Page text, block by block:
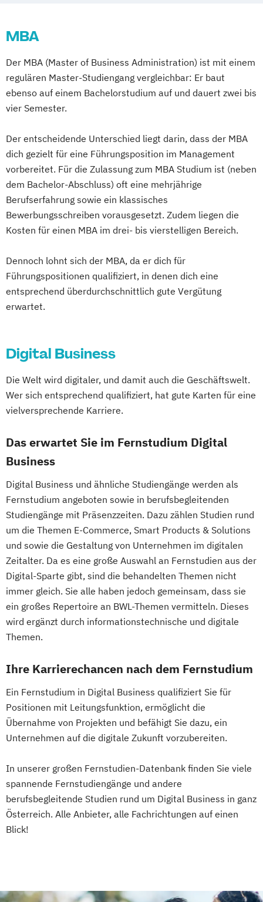
Prozess- und Projektmanagement
Psychologie Pädagogik
Sales Management & Strategy
Soziale Arbeit
Sozialmanagement Sozialwissenschaften
Sustainability Management
Therapiewissenschaften - Ergotherapie
Therapiewissenschaften - Logopädie
Therapiewissenschaften - Physiotherapie
UX & Service Design
UX-Design
Wirtschaftsingenieurwesen und
Maschinenbau
Wirtschaftspsychologie & Künstliche
Intelligenz
Wirtschaftspsychologie im Online-
Wirtschaftsrecht
Wirtschaftswissenschaften
Fachübersetzen Technik
Fachübersetzen Wirtschaft
Fahrzeugtechnik General Management
Gesundheitsmanagement
Global Management und Communication
Informatik
International Business Communication
International Management
KI im Management Kindheitspädagogik
Künstliche Intelligenz
Maschinenbau Mechatronik
Mechatronik - Robotik und Automatisierung
Medical Leadership
Online Marketing
Personalmanagement
Pflegemanagement Pflegepädagogik
Projektmanagement
Sozialmanagement Sportmanagement
Technische Betriebswirtschaftslehre
Verfahrenstechnik Wirtschaftsinformatik
Wirtschaftsinformatik und IT-Management
Wirtschaftsingenieurwesen
Wirtschaftsingenieurwesen
Energiesysteme mit Erneuerbaren Energien
Wirtschaftspsychologie
Wirtschaftswissenschaften
& Optimization
Wirtschaftsrecht
Wirtschaftsrecht: Immobilienrecht
Wirtschaftsrecht: Internet- & Medienrecht
MBA
Der MBA (Master of Business Administration) ist mit einem
regulären Master-Studiengang vergleichbar: Er baut
ebenso auf einem Bachelorstudium auf und dauert zwei bis
vier Semester.
Der entscheidende Unterschied liegt darin, dass der MBA
dich gezielt für eine Führungsposition im Management
vorbereitet. Für die Zulassung zum MBA Studium ist (neben
dem Bachelor-Abschluss) oft eine mehrjährige
Berufserfahrung sowie ein klassisches
Bewerbungsschreiben vorausgesetzt. Zudem liegen die
Kosten für einen MBA im drei- bis vierstelligen Bereich.
Dennoch lohnt sich der MBA, da er dich für
Führungspositionen qualifiziert, in denen dich eine
entsprechend überdurchschnittlich gute Vergütung
erwartet.
Digital Business
Die Welt wird digitaler, und damit auch die Geschäftswelt.
Wer sich entsprechend qualifiziert, hat gute Karten für eine
vielversprechende Karriere.
Das erwartet Sie im Fernstudium Digital
Business
Digital Business und ähnliche Studiengänge werden als
Fernstudium angeboten sowie in berufsbegleitenden
Studiengänge mit Präsenzzeiten. Dazu zählen Studien rund
um die Themen E-Commerce, Smart Products & Solutions
und sowie die Gestaltung von Unternehmen im digitalen
Zeitalter. Da es eine große Auswahl an Fernstudien aus der
Digital-Sparte gibt, sind die behandelten Themen nicht
immer gleich. Sie alle haben jedoch gemeinsam, dass sie
ein großes Repertoire an BWL-Themen vermitteln. Dieses
wird ergänzt durch informationstechnische und digitale
Themen.
Ihre Karrierechancen nach dem Fernstudium
Ein Fernstudium in Digital Business qualifiziert Sie für
Positionen mit Leitungsfunktion, ermöglicht die
Übernahme von Projekten und befähigt Sie dazu, ein
Unternehmen auf die digitale Zukunft vorzubereiten.
In unserer großen Fernstudien-Datenbank finden Sie viele
spannende Fernstudiengänge und andere
berufsbegleitende Studien rund um Digital Business in ganz
Österreich. Alle Anbieter, alle Fachrichtungen auf einen
Blick!